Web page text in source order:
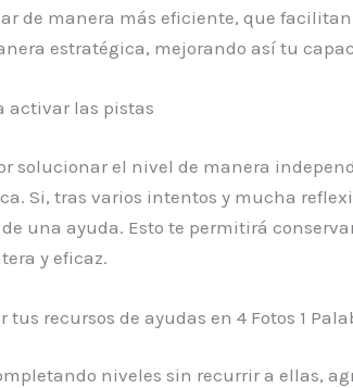
de manera más eficiente, que
estratégica, mejorando así tu
activar las pistas
solucionar el nivel de manera
Si, tras varios intentos y mucha
una ayuda. Esto te permitirá
y eficaz.
recursos de ayudas en 4 Fotos 1
niveles sin recurrir a ellas,